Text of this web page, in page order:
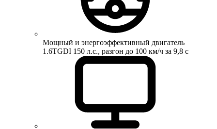
Мощный и энергоэффективный двигатель
1.6TGDI 150 л.с., разгон до 100 км/ч за 9,8 с